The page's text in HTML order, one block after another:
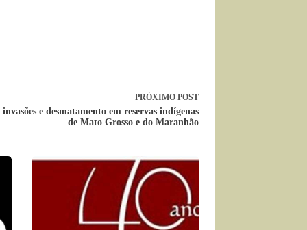
PRÓXIMO POST
e desmatamento em reservas indígenas
de Mato Grosso e do Maranhão